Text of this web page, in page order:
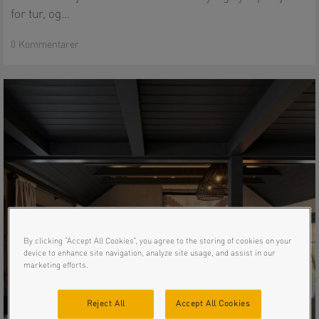
for tur, og…
0 Kommentarer
By clicking “Accept All Cookies”, you agree to the storing of cookies on your
device to enhance site navigation, analyze site usage, and assist in our
marketing efforts.
Reject All Accept All Cookies